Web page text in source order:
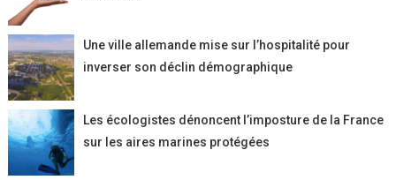
Une ville allemande mise sur l’hospitalité pour
inverser son déclin démographique
Les écologistes dénoncent l’imposture de la France
sur les aires marines protégées